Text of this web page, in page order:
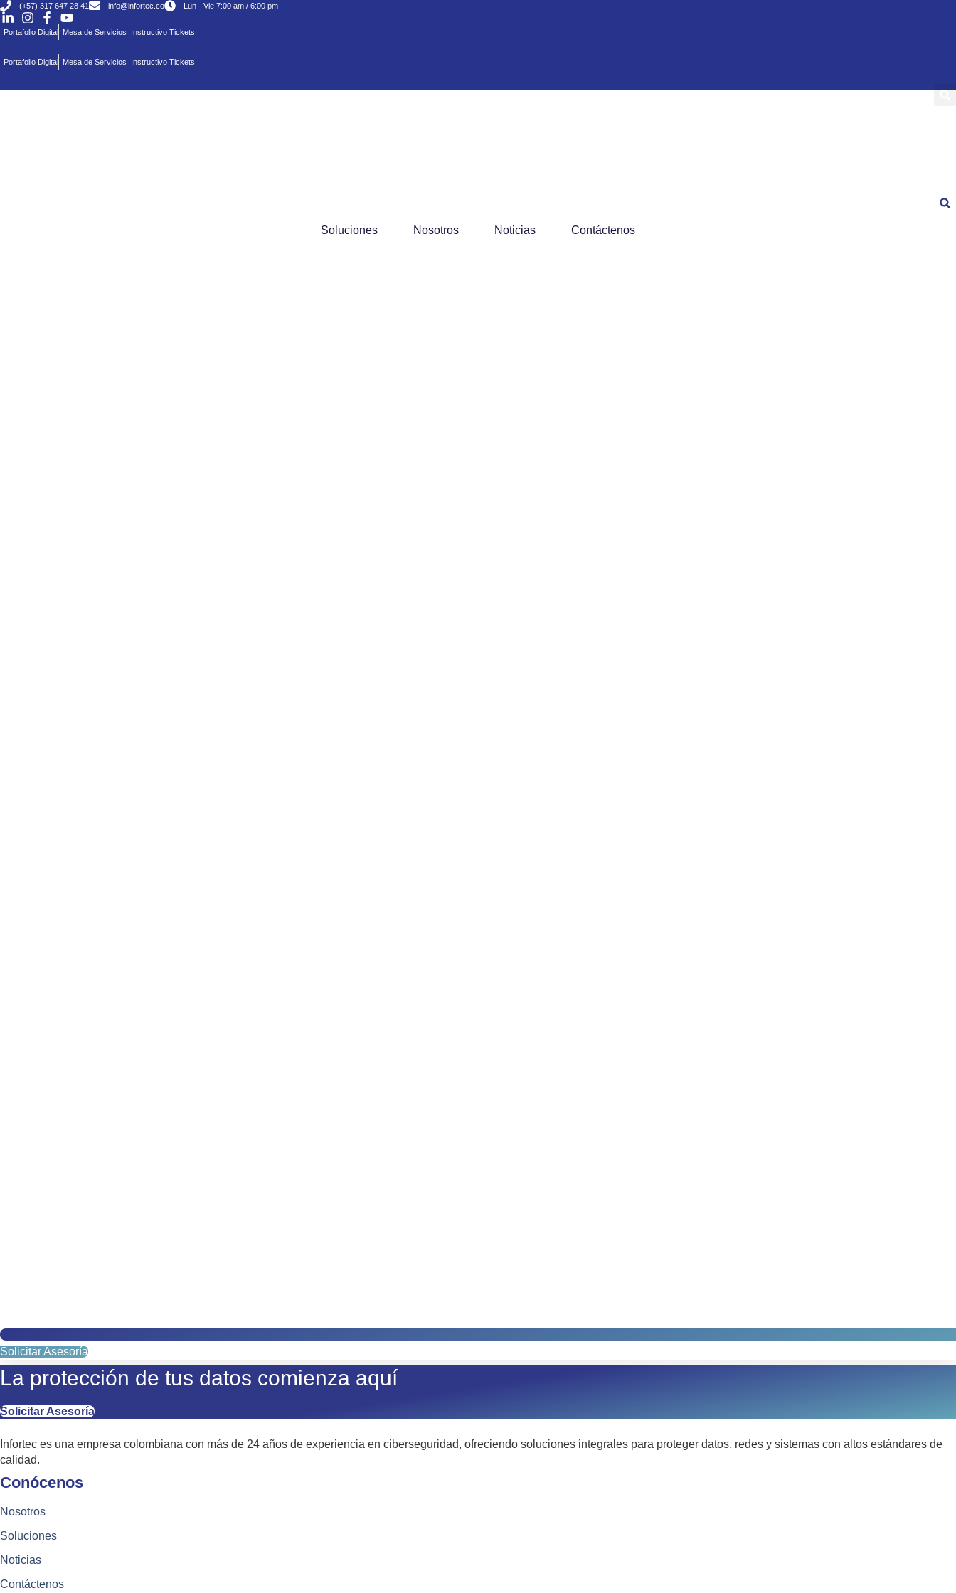
(+57) 317 647 28 41 info@infortec.co Lun - Vie 7:00 am / 6:00 pm
Portafolio Digital Mesa de Servicios Instructivo Tickets
Portafolio Digital Mesa de Servicios Instructivo Tickets
Soluciones Nosotros Noticias Contáctenos
Solicitar Asesoría
La protección de tus datos comienza aquí
Solicitar Asesoría
Infortec es una empresa colombiana con más de 24 años de experiencia en ciberseguridad, ofreciendo soluciones integrales para proteger datos, redes y sistemas con altos estándares de
calidad.
Conócenos
Nosotros
Soluciones
Noticias
Contáctenos